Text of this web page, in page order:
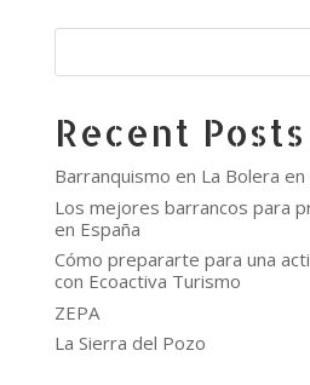
Recent Posts
Barranquismo en La Bolera
Los mejores barrancos para
en España
Cómo prepararte para una
con Ecoactiva Turismo
ZEPA
La Sierra del Pozo